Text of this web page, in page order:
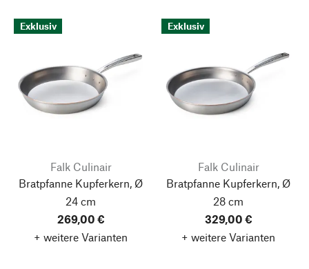
Exklusiv
Falk Culinair
Bratpfanne Kupferkern, Ø
24 cm
269,00 €
+ weitere Varianten
Exklusiv
Falk Culinair
Bratpfanne Kupferkern, Ø
28 cm
329,00 €
+ weitere Varianten